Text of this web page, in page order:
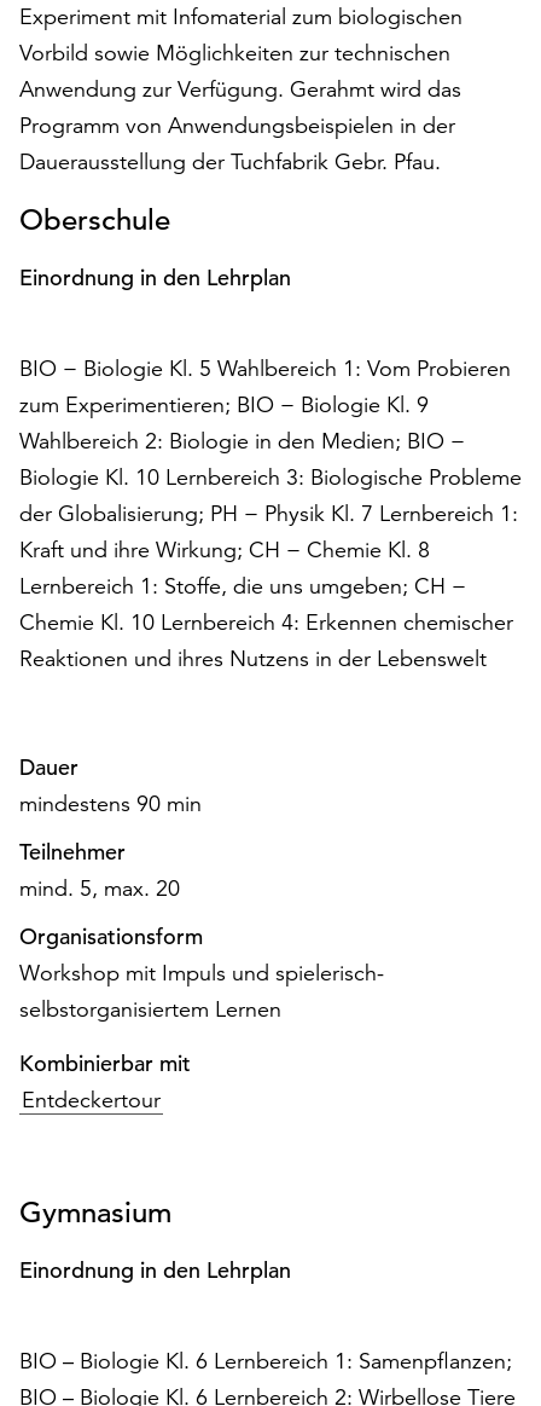
zur
Verfügung.
Cookies
werden
auch
Ihr
Einverständnis
weiterhin
ausgeführt.
Sie
verwendeten
Cookies
anpassen,
erreichen
die
Einstellungen
über
die
Schaltfläche
Informationen
finden
in
unserer
oder
dem
Impressum
.
Experiment mit Infomaterial zum biologischen
Vorbild sowie Möglichkeiten zur technischen
Anwendung zur Verfügung. Gerahmt wird das
Programm von Anwendungsbeispielen in der
Dauerausstellung der Tuchfabrik Gebr. Pfau.
Oberschule
Einordnung in den Lehrplan
BIO − Biologie Kl. 5 Wahlbereich 1: Vom Probieren
zum Experimentieren; BIO − Biologie Kl. 9
Wahlbereich 2: Biologie in den Medien; BIO −
Biologie Kl. 10 Lernbereich 3: Biologische Probleme
der Globalisierung; PH − Physik Kl. 7 Lernbereich 1:
Kraft und ihre Wirkung; CH − Chemie Kl. 8
Lernbereich 1: Stoffe, die uns umgeben; CH −
Chemie Kl. 10 Lernbereich 4: Erkennen chemischer
Reaktionen und ihres Nutzens in der Lebenswelt
Dauer
mindestens 90 min
Teilnehmer
mind. 5, max. 20
Organisationsform
Workshop mit Impuls und spielerisch-
selbstorganisiertem Lernen
Kombinierbar mit
Entdeckertour
Gymnasium
Einordnung in den Lehrplan
BIO – Biologie Kl. 6 Lernbereich 1: Samenpflanzen;
BIO – Biologie Kl. 6 Lernbereich 2: Wirbellose Tiere